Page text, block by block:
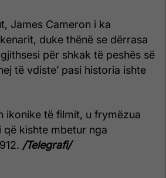
James Cameron i ka
duke thënë se dërrasa
për shkak të peshës së
të vdiste’ pasi historia ishte
ikonike të filmit, u frymëzua
që kishte mbetur nga
/Telegrafi/